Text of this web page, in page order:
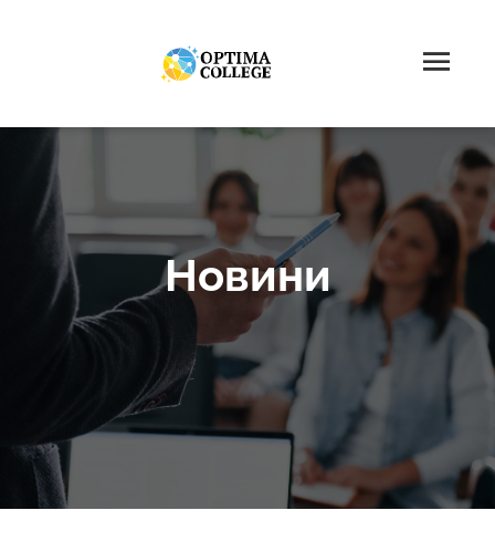
Новини